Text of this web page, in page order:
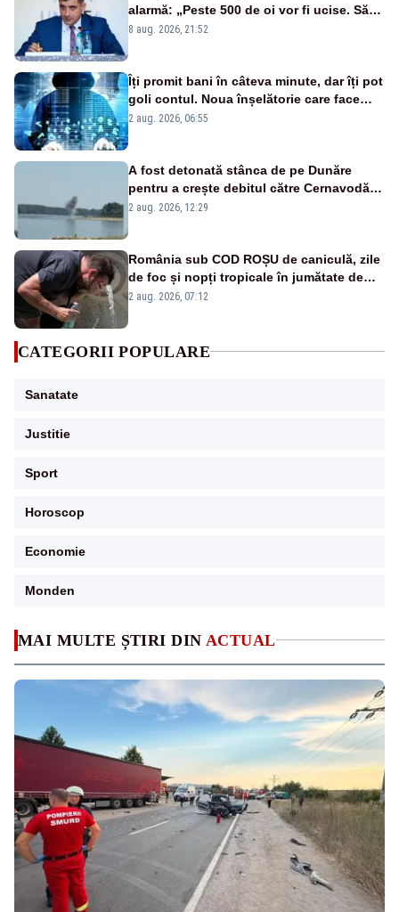
MAI MULTE ȘTIRI DIN ACTUAL
alarmă: „Peste 500 de oi vor fi ucise. Să
vedem dacă ciobanii vor fi despăgubiți”
8 aug. 2026, 21:52
Îți promit bani în câteva minute, dar îți pot
goli contul. Noua înșelătorie care face
victime pe Facebook și WhatsApp
2 aug. 2026, 06:55
A fost detonată stânca de pe Dunăre
pentru a crește debitul către Cernavodă –
VIDEO
2 aug. 2026, 12:29
România sub COD ROȘU de caniculă, zile
de foc și nopți tropicale în jumătate de
țară
2 aug. 2026, 07:12
CATEGORII POPULARE
Sanatate
Justitie
Sport
Horoscop
Economie
Monden